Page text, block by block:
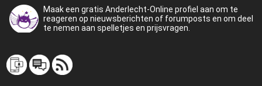
Maak een gratis Anderlecht-Online profiel aan om te
reageren op nieuwsberichten of forumposts en om deel
te nemen aan spelletjes en prijsvragen.